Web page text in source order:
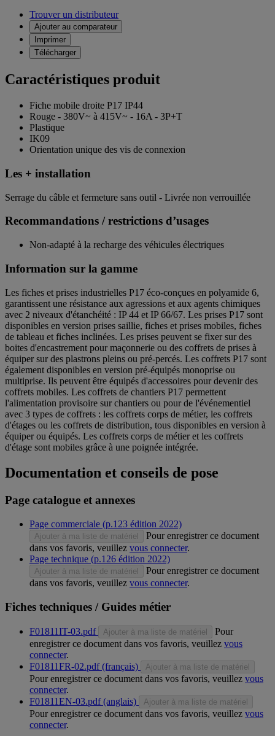
Trouver un distributeur
Ajouter au comparateur
Imprimer
Télécharger
Caractéristiques produit
Fiche mobile droite P17 IP44
Rouge - 380V~ à 415V~ - 16A - 3P+T
Plastique
IK09
Orientation unique des vis de connexion
Les + installation
Serrage du câble et fermeture sans outil - Livrée non verrouillée
Recommandations / restrictions d’usages
Non-adapté à la recharge des véhicules électriques
Information sur la gamme
Les fiches et prises industrielles P17 éco-conçues en polyamide 6,
garantissent une résistance aux agressions et aux agents chimiques
avec 2 niveaux d'étanchéité : IP 44 et IP 66/67. Les prises P17 sont
disponibles en version prises saillie, fiches et prises mobiles, fiches
de tableau et fiches inclinées. Les prises peuvent se fixer sur des
boites d'encastrement pour maçonnerie ou des coffrets de prises à
équiper sur des plastrons pleins ou pré-percés. Les coffrets P17 sont
également disponibles en version pré-équipés monoprise ou
multiprise. Ils peuvent être équipés d'accessoires pour devenir des
coffrets mobiles. Les coffrets de chantiers P17 permettent
l'alimentation provisoire sur chantiers ou pour de l'événementiel
avec 3 types de coffrets : les coffrets corps de métier, les coffrets
d'étages ou les coffrets de distribution, tous disponibles en version à
équiper ou équipés. Les coffrets corps de métier et les coffrets
d'étage sont mobiles grâce à une poignée intégrée.
Documentation et conseils de pose
Page catalogue et annexes
Page commerciale (p.123 édition 2022)
Ajouter à ma liste de matériel
Pour enregistrer ce document
dans vos favoris, veuillez vous connecter.
Page technique (p.126 édition 2022)
Ajouter à ma liste de matériel
Pour enregistrer ce document
dans vos favoris, veuillez vous connecter.
Fiches techniques / Guides métier
F01811IT-03.pdf Ajouter à ma liste de matériel
Pour
enregistrer ce document dans vos favoris, veuillez vous
connecter.
F01811FR-02.pdf (français)
Ajouter à ma liste de matériel
Pour enregistrer ce document dans vos favoris, veuillez vous
connecter.
F01811EN-03.pdf (anglais)
Ajouter à ma liste de matériel
Pour enregistrer ce document dans vos favoris, veuillez vous
connecter.